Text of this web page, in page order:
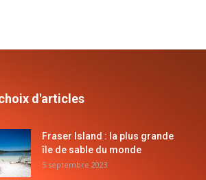
d'articles
Fraser Island : la plus grande
île de sable du monde
5 septembre 2023